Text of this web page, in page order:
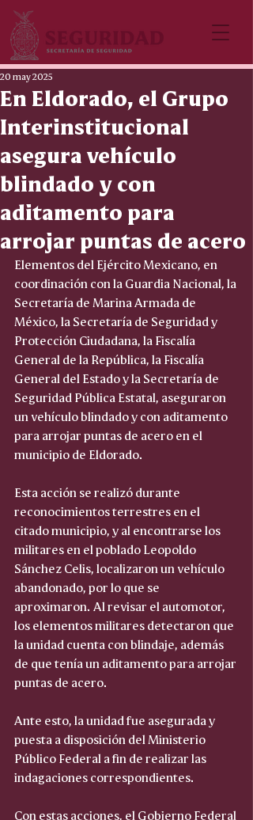
En Eldorado, el Grupo
Interinstitucional
asegura vehículo
blindado y con
aditamento para
arrojar puntas de acero
20 may 2025
Elementos del Ejército Mexicano, en
coordinación con la Guardia Nacional, la
Secretaría de Marina Armada de
México, la Secretaría de Seguridad y
Protección Ciudadana, la Fiscalía
General de la República, la Fiscalía
General del Estado y la Secretaría de
Seguridad Pública Estatal, aseguraron
un vehículo blindado y con aditamento
para arrojar puntas de acero en el
municipio de Eldorado.
Esta acción se realizó durante
reconocimientos terrestres en el
citado municipio, y al encontrarse los
militares en el poblado Leopoldo
Sánchez Celis, localizaron un vehículo
abandonado, por lo que se
aproximaron. Al revisar el automotor,
los elementos militares detectaron que
la unidad cuenta con blindaje, además
de que tenía un aditamento para arrojar
puntas de acero.
Ante esto, la unidad fue asegurada y
puesta a disposición del Ministerio
Público Federal a fin de realizar las
indagaciones correspondientes.
Con estas acciones, el Gobierno Federal